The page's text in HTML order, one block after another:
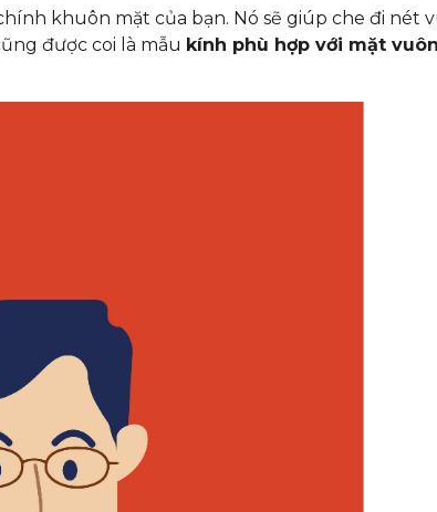
khuôn mặt của bạn. Nó sẽ giúp che đi nét
được coi là mẫu kính phù hợp với mặt